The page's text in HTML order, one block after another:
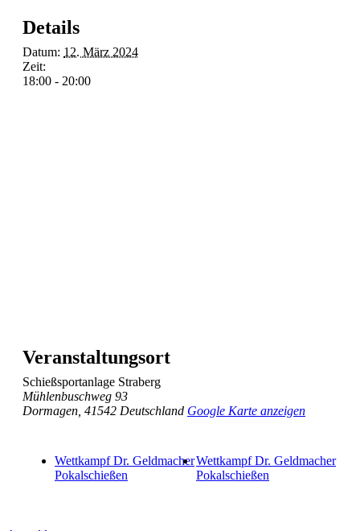
Details
Datum: 12. März 2024
Zeit:
18:00 - 20:00
Veranstaltungsort
Schießsportanlage Straberg
Mühlenbuschweg 93
Dormagen 41542 Deutschland Google Karte anzeigen
Wettkampf Dr. Geldmacher
Pokalschießen
Wettkampf Dr. Geldmacher
Pokalschießen